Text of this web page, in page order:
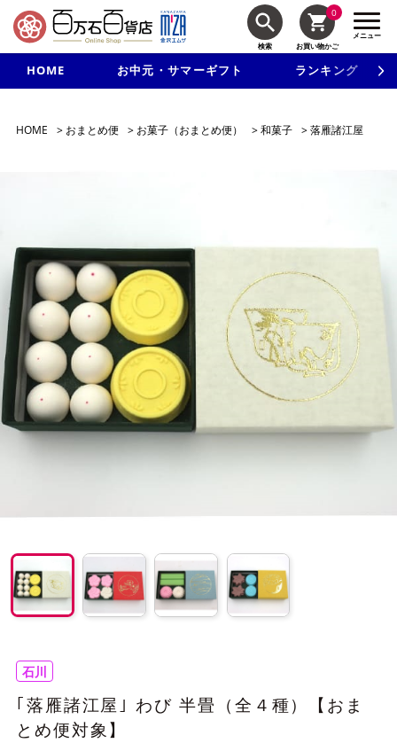
検索
0
お買い物かご
メニュー
HOME お中元・サマーギフト ランキング
新規入会で3千円以上で使える500円クーポンを進呈！
HOME > おまとめ便 > お菓子（おまとめ便） >和菓子 >落雁諸江屋
石川
｢落雁諸江屋｣ わび 半畳（全４種）【おま
とめ便対象】